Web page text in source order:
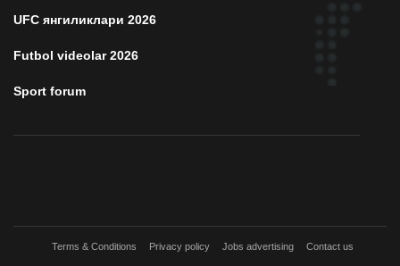
UFC янгиликлари 2026
Futbol videolar 2026
Sport forum
Terms & Conditions Privacy policy Jobs advertising Contact us